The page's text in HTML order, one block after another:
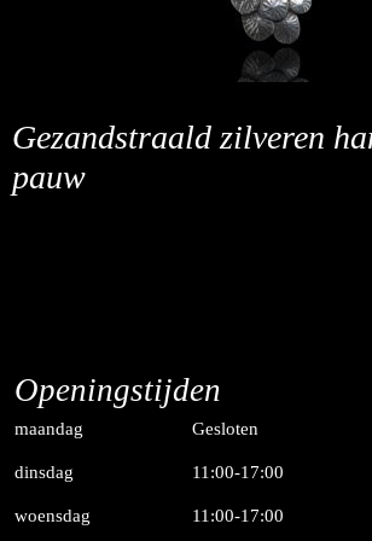
Gezandstraald zilveren
pauw
Openingstijden
maandag Gesloten
dinsdag 11:00-17:00
woensdag 11:00-17:00